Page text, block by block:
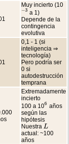
Muy incierto (10
−3
−3 a 1)
Depende de la
contingencia
evolutiva
0,1 - 1 (si
inteligencia ⇒
tecnología)
Pero podría ser
0 si
autodestrucción
temprana
Extremadamente
incierto
100 a 106
6 años
según las
hipótesis
Nuestra L
L
actual: ~100
años